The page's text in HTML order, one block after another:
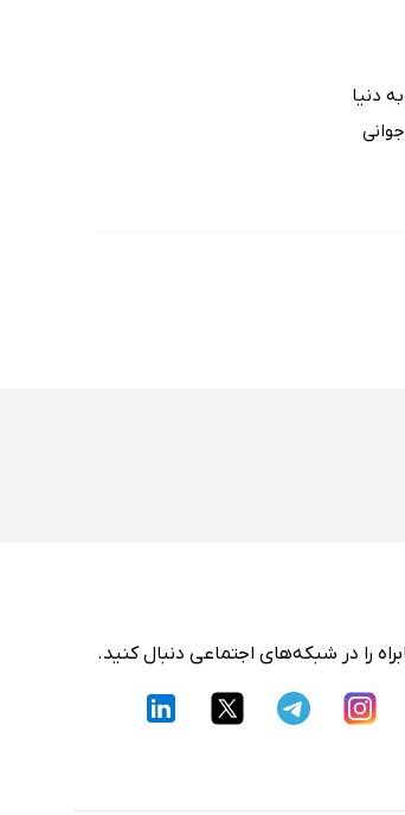
جهانی داشت، در سال ۱۸۶۹ در پاریس به دنیا
را در شبکه‌های اجتماعی دنبال کنید.